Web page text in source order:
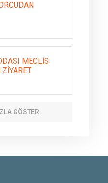
MECLİS
GÖSTER